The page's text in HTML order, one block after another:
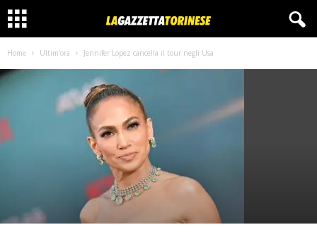
Home Ultim'ora Jennifer Lopez cancella il tour negli Usa